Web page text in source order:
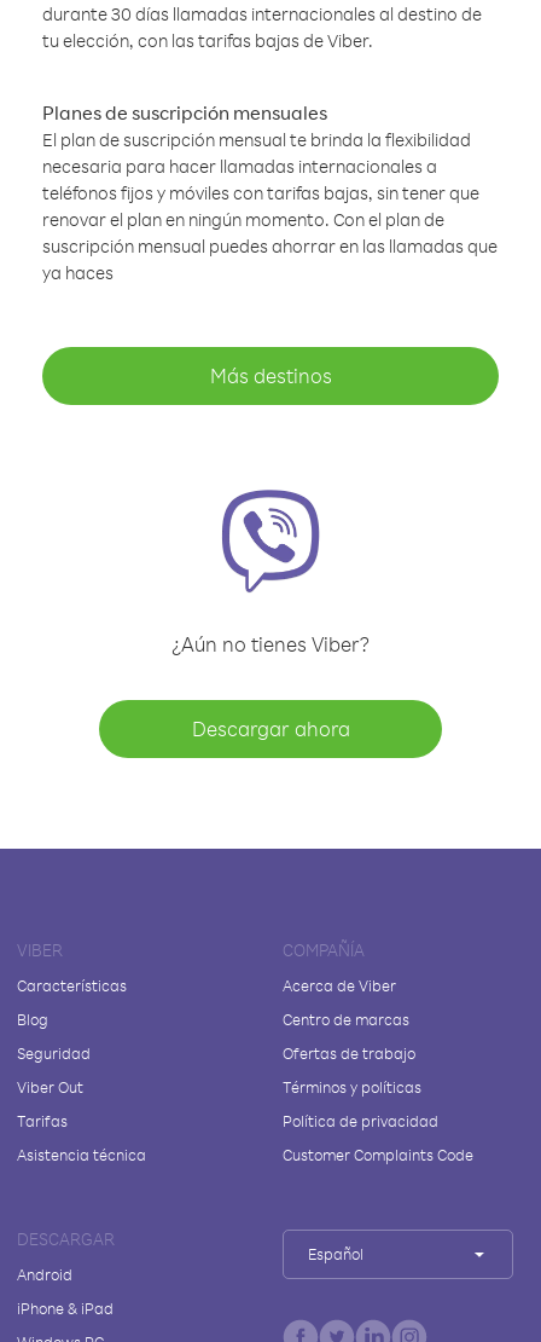
durante 30 días llamadas internacionales al destino de
tu elección, con las tarifas bajas de Viber.
Planes de suscripción mensuales
El plan de suscripción mensual te brinda la flexibilidad
necesaria para hacer llamadas internacionales a
teléfonos fijos y móviles con tarifas bajas, sin tener que
renovar el plan en ningún momento. Con el plan de
suscripción mensual puedes ahorrar en las llamadas que
ya haces
Más destinos
¿Aún no tienes Viber?
Descargar ahora
VIBER
Características
Blog
Seguridad
Viber Out
Tarifas
Asistencia técnica
COMPAÑÍA
Acerca de Viber
Centro de marcas
Ofertas de trabajo
Términos y políticas
Política de privacidad
Customer Complaints Code
DESCARGAR
Android
iPhone & iPad
Español